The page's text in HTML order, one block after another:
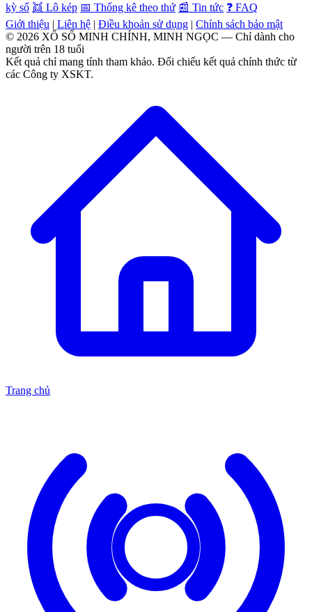
kỳ số 👯 Lô kép 📅 Thống kê theo thứ 📰 Tin tức ❓ FAQ
Giới thiệu | Liên hệ | Điều khoản sử dụng | Chính sách bảo mật
© 2026 XỔ SỐ MINH CHÍNH, MINH NGỌC — Chỉ dành cho
người trên 18 tuổi
Kết quả chỉ mang tính tham khảo. Đối chiếu kết quả chính thức từ
các Công ty XSKT.
Trang chủ